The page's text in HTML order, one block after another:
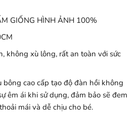
GIỐNG HÌNH ẢNH 100%
không xù lông, rất an toàn với sức
bông cao cấp tạo độ đàn hồi không
êm ái khi sử dụng, đảm bảo sẽ đem
mái và dễ chịu cho bé.